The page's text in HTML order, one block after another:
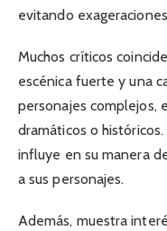
evitando
Muchos críticos
escénica fuerte y una
personajes complejos,
dramáticos o
influye en su manera
a sus personajes.
Además, muestra